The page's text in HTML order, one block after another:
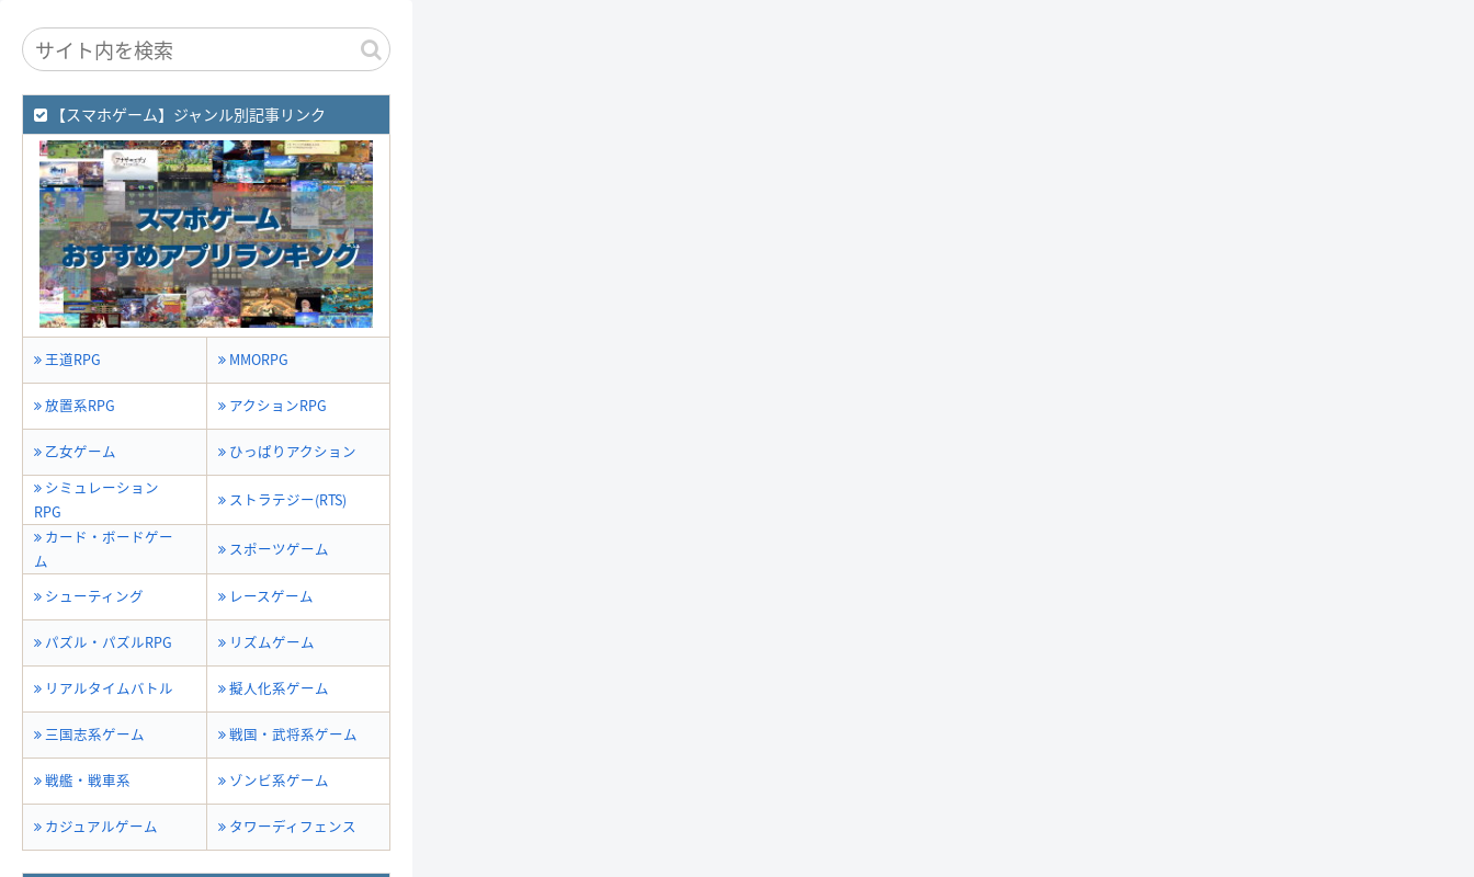
【スマホゲーム】ジャンル別記事リンク
王道RPG MMORPG
放置系RPG アクションRPG
乙女ゲーム
ひっぱりアクション
シミュレーション
RPG
ストラテジー(RTS)
カード・ボードゲー
ム
スポーツゲーム
シューティング レースゲーム
パズル・パズルRPG リズムゲーム
リアルタイムバトル 擬人化系ゲーム
三国志系ゲーム 戦国・武将系ゲーム
戦艦・戦車系 ゾンビ系ゲーム
カジュアルゲーム タワーディフェンス